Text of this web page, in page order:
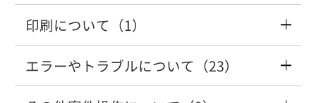
称〕項目にある〔工賃のみ〕（もしくは
連携すると接続がタイムアウトされてし
まう
コグニセブンからコグニフォトベースへ
ワークシート画面の部品図を印刷する方
法を教えてください
りたい。
ワークスペースの使用状況を確認したい
保険外修理案件サービスの料金や契約に
ついて知りたい
人事異動後にコグニフォトベースを使用
したい
真っ白で表示されない
パスワードを変更したい
い
メッセージ・メモ・操作履歴のご利用方
法
ワークスペースへ送信した車検証読取情
報の設定方法
「新着案件一覧」から案件を非表示にし
たい
印刷について（1）
案件情報や画像を印刷したい
エラーやトラブルについて（23）